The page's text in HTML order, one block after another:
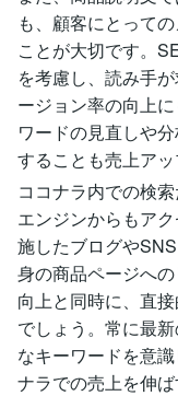
も、顧客にとって
ことが大切です。
を考慮し、読み手
ージョン率の向上
ワードの見直しや
することも売上アッ
ココナラ内での検
エンジンからもア
施したブログや
身の商品ページへ
向上と同時に、直
でしょう。常に最
なキーワードを意
ナラでの売上を伸ば